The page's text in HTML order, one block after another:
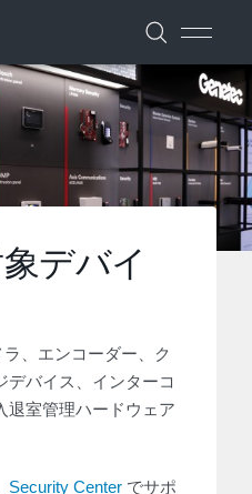
デバイ
、エンコーダー、ク
デバイス、インターコ
退室管理ハードウェア
Security Center でサポ